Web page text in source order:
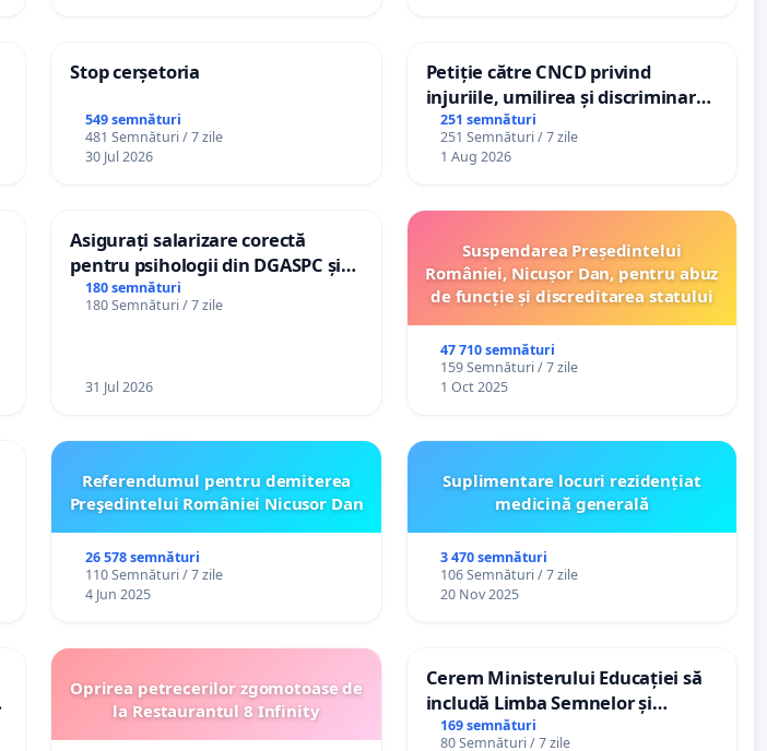
Stop cerșetoria
549 semnături
481 Semnături / 7 zile
30 Jul 2026
Petiție către CNCD privind
injuriile, umilirea și discriminarea
persoanelor cu dizabilități de
către utilizatorul TikTok „Gorici”
251 semnături
251 Semnături / 7 zile
1 Aug 2026
Asigurați salarizare corectă
pentru psihologii din DGASPC și
spitale
180 semnături
180 Semnături / 7 zile
31 Jul 2026
Suspendarea Președintelui
României, Nicușor Dan, pentru abuz
de funcție și discreditarea statului
47 710 semnături
159 Semnături / 7 zile
1 Oct 2025
Referendumul pentru demiterea
Preşedintelui României Nicusor Dan
26 578 semnături
110 Semnături / 7 zile
4 Jun 2025
Suplimentare locuri rezidențiat
medicină generală
3 470 semnături
106 Semnături / 7 zile
20 Nov 2025
Oprirea petrecerilor zgomotoase de
la Restaurantul 8 Infinity
Cerem Ministerului Educației să
includă Limba Semnelor și
alfabetul Braille în școlile din
169 semnături
80 Semnături / 7 zile